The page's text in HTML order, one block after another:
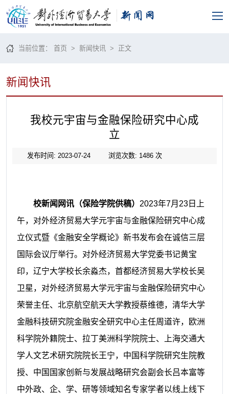
当前位置：首页 >新闻快讯 > 正文
新闻快讯
我校元宇宙与金融保险研究中心成
立
发布时间: 2023-07-24 浏览次数: 1486次
校新闻网讯（保险学院供稿） 2023年7月23日上
午，对外经济贸易大学元宇宙与金融保险研究中心成
立仪式暨《金融安全学概论》新书发布会在诚信三层
国际会议厅举行。对外经济贸易大学党委书记黄宝
印，辽宁大学校长余淼杰，首都经济贸易大学校长吴
卫星，对外经济贸易大学元宇宙与金融保险研究中心
荣誉主任、北京航空航天大学教授蔡维德，清华大学
金融科技研究院金融安全研究中心主任周道许，欧洲
科学院外籍院士、拉丁美洲科学院院士、上海交通大
学人文艺术研究院院长王宁，中国科学院研究生院教
授、中国国家创新与发展战略研究会副会长吕本富等
中外政、企、学、研等领域知名专家学者以线上线下